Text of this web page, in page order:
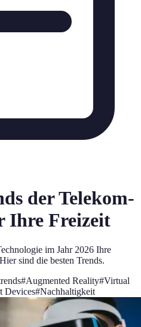
der Telekom-
Ihre Freizeit
im Jahr 2026 Ihre
sind die besten Trends.
#Augmented Reality#Virtual
Devices#Nachhaltigkeit